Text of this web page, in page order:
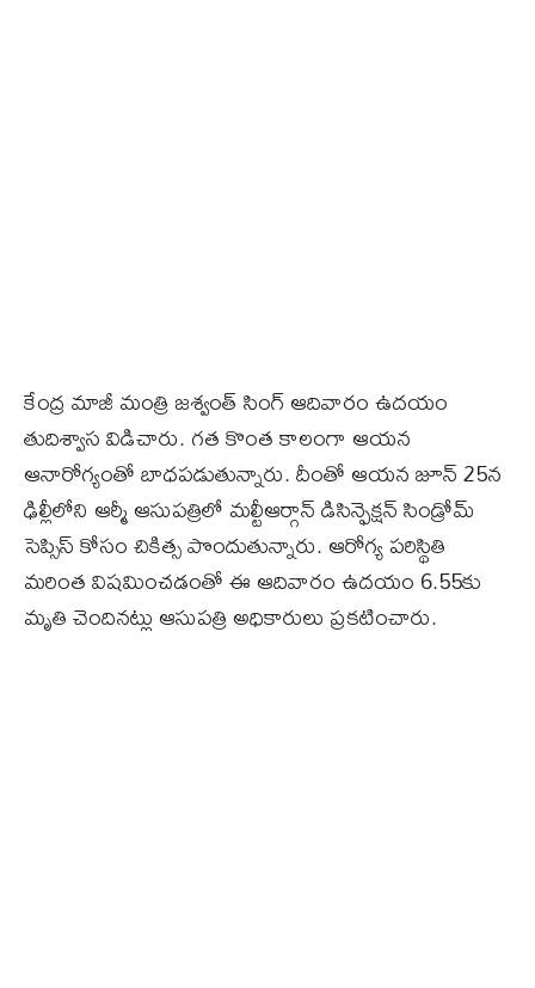
కేంద్ర మాజీ మంత్రి జశ్వంత్‌ సింగ్‌ ఆదివారం ఉదయం
తుదిశ్వాస విడిచారు. గత కొంత కాలంగా ఆయన
ఆనారోగ్యంతో బాధపడుతున్నారు. దీంతో ఆయన జూన్‌ 25న
ఢిల్లీలోని ఆర్మీ ఆసుపత్రిలో మ‌ల్టీఆర్గాన్ డిసిన్ఫెక్షన్‌ సిండ్రోమ్
సెప్సిస్ కోసం చికిత్స పొందుతున్నారు. ఆరోగ్య పరిస్థితి
మరింత విషమించడంతో ఈ ఆదివారం ఉదయం 6.55కు
మృతి చెందినట్లు ఆసుపత్రి అధికారులు ప్రకటించారు.